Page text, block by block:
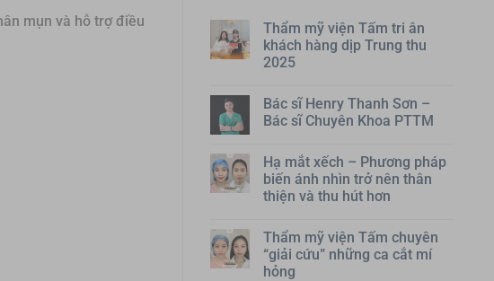
mụn và hỗ trợ điều
Thẩm mỹ viện Tấm tri ân
khách hàng dịp Trung thu
2025
Bác sĩ Henry Thanh Sơn –
Bác sĩ Chuyên Khoa PTTM
Hạ mắt xếch – Phương pháp
biến ánh nhìn trở nên thân
thiện và thu hút hơn
Thẩm mỹ viện Tấm chuyên
“giải cứu” những ca cắt mí
hỏng